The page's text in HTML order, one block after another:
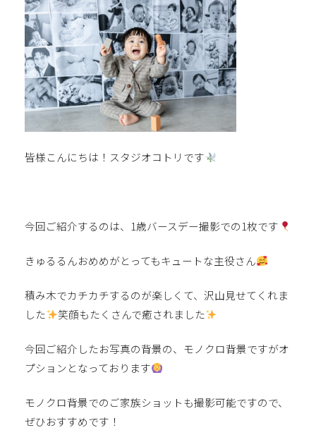
皆様こんにちは！スタジオコトリです
今回ご紹介するのは、1歳バースデー撮影での1枚です
きゅるるんおめめがとってもキュートな主役さん
積み木でカチカチするのが楽しくて、沢山見せてくれま
した
笑顔もたくさんで癒されました
今回ご紹介したお写真の背景の、モノクロ背景ですがオ
プションとなっております
モノクロ背景でのご家族ショットも撮影可能ですので、
ぜひおすすめです！